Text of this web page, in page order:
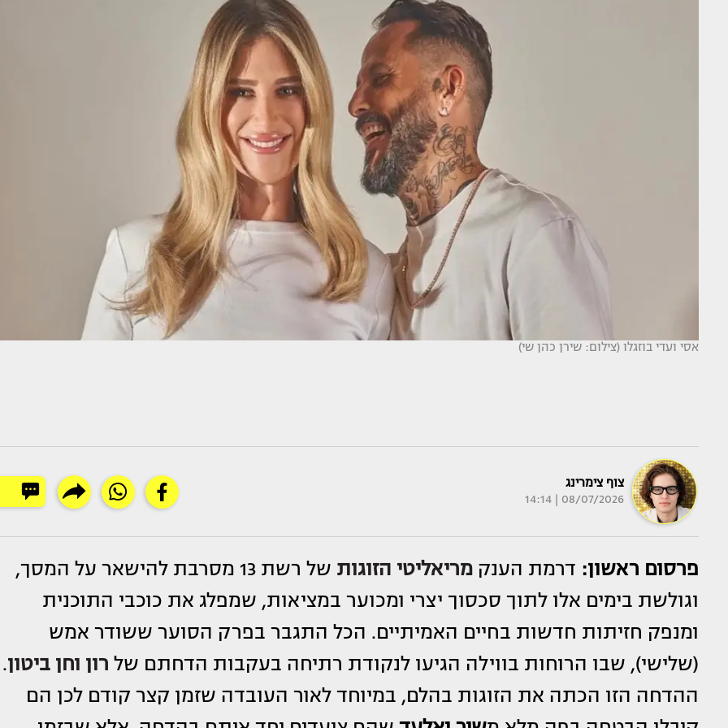
אסי ועדי בוזגלו (צילום: שירן כהן שי)
צוף צימרינג
08/07/2026 | 14:14
פרסום ראשון: דרמת הענקמריאליטי הזוגות
של רשת 13 מסרבת להישאר על המסך,
וגולשת בימים אלו לתוך סכסוך יצרי ומכוער במציאות, שמפלג את כוכבי התוכנית
ומנפק חזיתות חדשות בחיים האמיתיים. הכל התגבר בפרק הסוער ששודר אמש
(שלישי), שבו הרוחות בווילה הגיעו לנקודת רתיחה בעקבות הדחתם של רון וחן ביטון.
ההדחה הזו הכתה את הזוגות בהלם, במיוחד לאור העובדה שזמן קצר קודם לכן הם